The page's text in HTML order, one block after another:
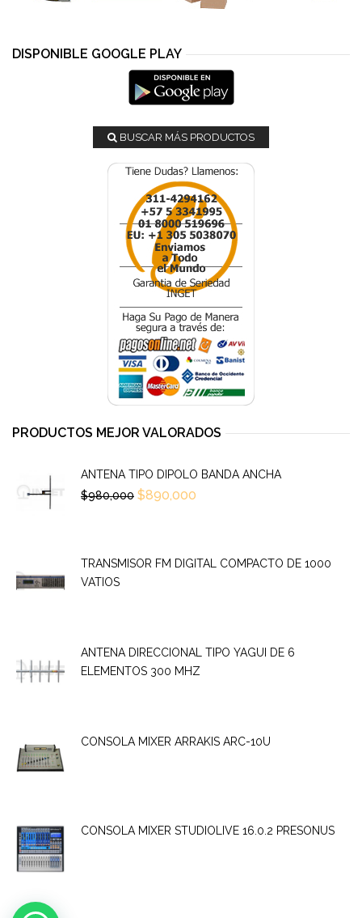
DISPONIBLE GOOGLE PLAY
BUSCAR MÁS PRODUCTOS
PRODUCTOS MEJOR VALORADOS
ANTENA TIPO DIPOLO BANDA ANCHA
$980,000 $890,000
TRANSMISOR FM DIGITAL COMPACTO DE 1000
VATIOS
ANTENA DIRECCIONAL TIPO YAGUI DE 6
ELEMENTOS 300 MHZ
CONSOLA MIXER ARRAKIS ARC-10U
CONSOLA MIXER STUDIOLIVE 16.0.2 PRESONUS